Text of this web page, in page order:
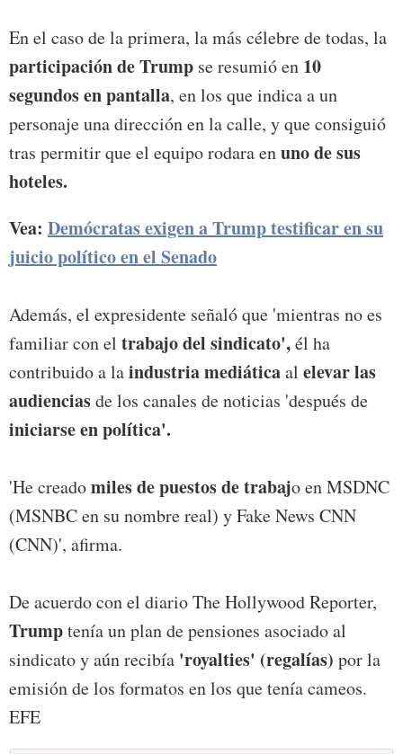
En el caso de la primera, la más célebre de todas, la
participación de Trump se resumió en 10
segundos en pantalla, en los que indica a un
personaje una dirección en la calle, y que consiguió
tras permitir que el equipo rodara enuno de sus
hoteles.
Vea: Demócratas exigen a Trump testificar en su
juicio político en el Senado
Además, el expresidente señaló que 'mientras no es
familiar con el trabajo del sindicato',él ha
contribuido a laindustria mediáticaal elevar las
audienciasde los canales de noticias 'después de
iniciarse en política'.
'He creadomiles de puestos de trabajo en MSDNC
(MSNBC en su nombre real) y Fake News CNN
(CNN)', afirma.
De acuerdo con el diario The Hollywood Reporter,
Trumptenía un plan de pensiones asociado al
sindicato y aún recibía 'royalties' (regalías) por la
emisión de los formatos en los que tenía cameos.
EFE